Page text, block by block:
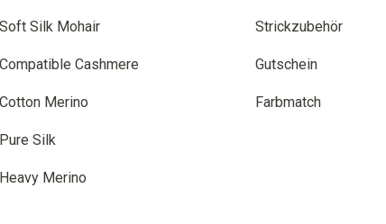
Soft Silk Mohair
Compatible Cashmere
Cotton Merino
Pure Silk
Heavy Merino
Strickzubehör
Gutschein
Farbmatch